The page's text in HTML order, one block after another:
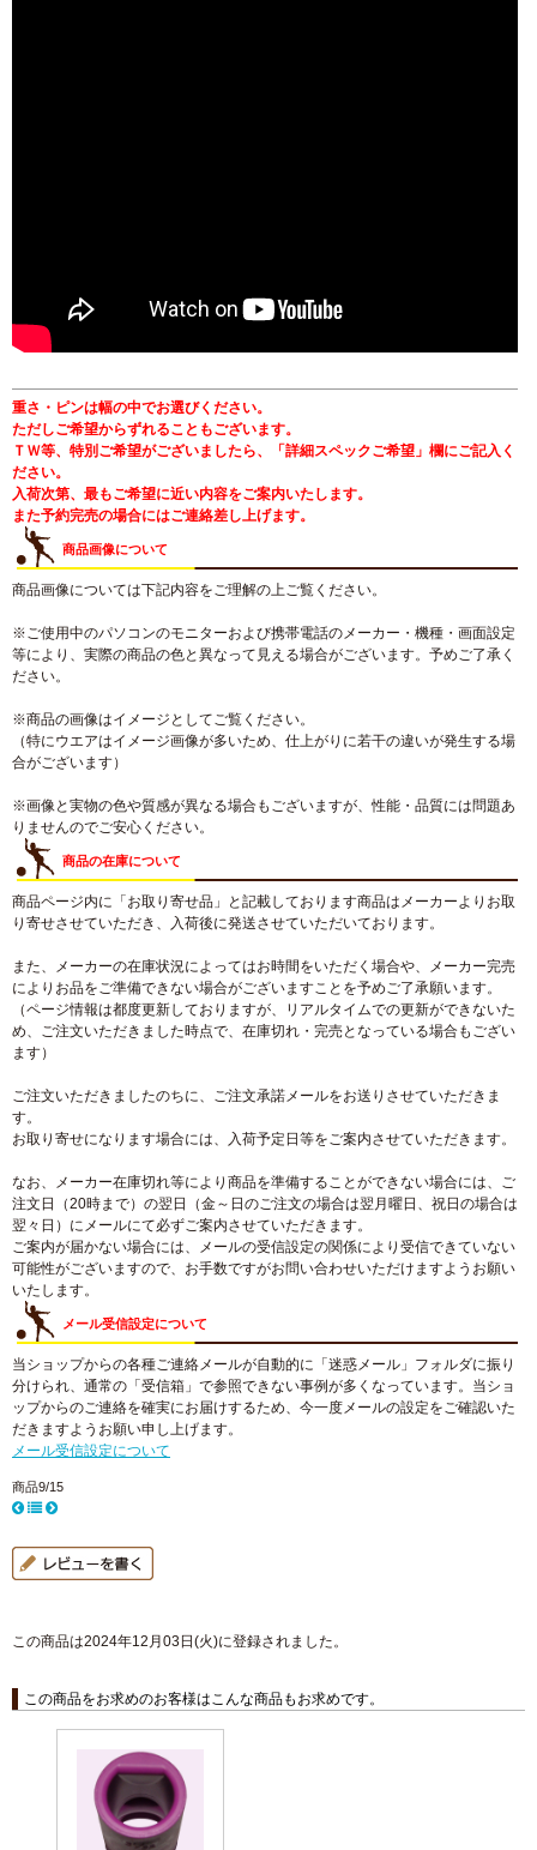
重さ・ピンは幅の中でお選びください。
ただしご希望からずれることもございます。
ＴＷ等、特別ご希望がございましたら、「詳細スペックご希望」欄にご記入く
ださい。
入荷次第、最もご希望に近い内容をご案内いたします。
また予約完売の場合にはご連絡差し上げます。
商品画像について
商品画像については下記内容をご理解の上ご覧ください。
※ご使用中のパソコンのモニターおよび携帯電話のメーカー・機種・画面設定
等により、実際の商品の色と異なって見える場合がございます。予めご了承く
ださい。
※商品の画像はイメージとしてご覧ください。
（特にウエアはイメージ画像が多いため、仕上がりに若干の違いが発生する場
合がございます）
※画像と実物の色や質感が異なる場合もございますが、性能・品質には問題あ
りませんのでご安心ください。
商品の在庫について
商品ページ内に「お取り寄せ品」と記載しております商品はメーカーよりお取
り寄せさせていただき、入荷後に発送させていただいております。
また、メーカーの在庫状況によってはお時間をいただく場合や、メーカー完売
によりお品をご準備できない場合がございますことを予めご了承願います。
（ページ情報は都度更新しておりますが、リアルタイムでの更新ができないた
め、ご注文いただきました時点で、在庫切れ・完売となっている場合もござい
ます）
ご注文いただきましたのちに、ご注文承諾メールをお送りさせていただきま
す。
お取り寄せになります場合には、入荷予定日等をご案内させていただきます。
なお、メーカー在庫切れ等により商品を準備することができない場合には、ご
注文日（20時まで）の翌日（金～日のご注文の場合は翌月曜日、祝日の場合は
翌々日）にメールにて必ずご案内させていただきます。
ご案内が届かない場合には、メールの受信設定の関係により受信できていない
可能性がございますので、お手数ですがお問い合わせいただけますようお願い
いたします。
メール受信設定について
当ショップからの各種ご連絡メールが自動的に「迷惑メール」フォルダに振り
分けられ、通常の「受信箱」で参照できない事例が多くなっています。当ショ
ップからのご連絡を確実にお届けするため、今一度メールの設定をご確認いた
だきますようお願い申し上げます。
メール受信設定について
商品9/15
この商品は2024年12月03日(火)に登録されました。
この商品をお求めのお客様はこんな商品もお求めです。